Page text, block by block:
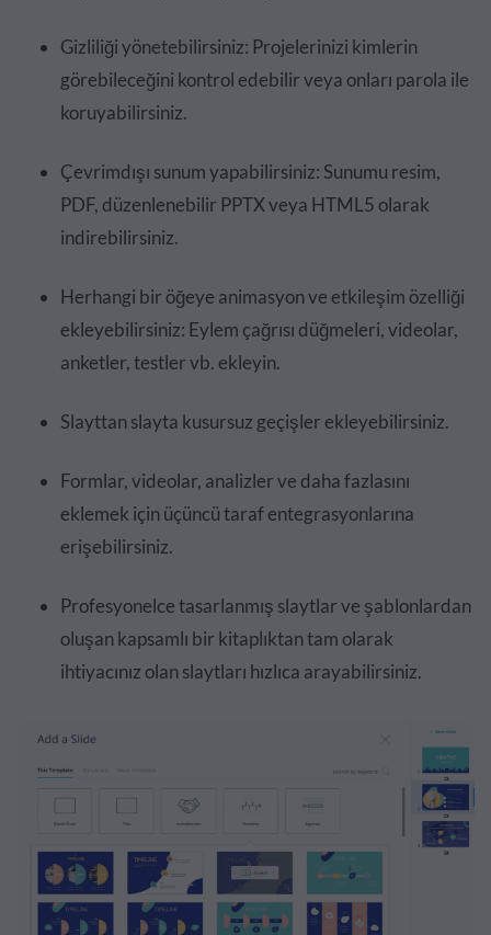
Gizliliği yönetebilirsiniz: Projelerinizi kimlerin
görebileceğini kontrol edebilir veya onları parola ile
koruyabilirsiniz.
Çevrimdışı sunum yapabilirsiniz: Sunumu resim,
PDF, düzenlenebilir PPTX veya HTML5 olarak
indirebilirsiniz.
Herhangi bir öğeye animasyon ve etkileşim özelliği
ekleyebilirsiniz: Eylem çağrısı düğmeleri, videolar,
anketler, testler vb. ekleyin.
Slayttan slayta kusursuz geçişler ekleyebilirsiniz.
Formlar, videolar, analizler ve daha fazlasını
eklemek için üçüncü taraf entegrasyonlarına
erişebilirsiniz.
Profesyonelce tasarlanmış slaytlar ve şablonlardan
oluşan kapsamlı bir kitaplıktan tam olarak
ihtiyacınız olan slaytları hızlıca arayabilirsiniz.